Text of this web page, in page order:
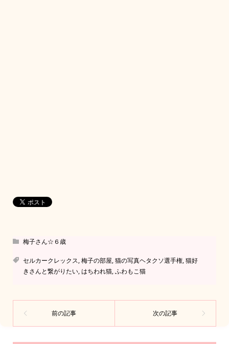
梅子さん☆６歳
セルカークレックス,梅子の部屋,猫の写真ヘタクソ選手権,猫好
きさんと繋がりたい,はちわれ猫,ふわもこ猫